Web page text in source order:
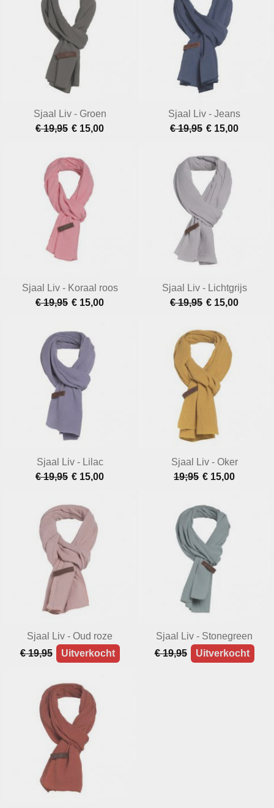
Sjaal Liv - Groen
€ 19,95 € 15,00
Sjaal Liv - Jeans
€ 19,95 € 15,00
Sjaal Liv - Koraal roos
€ 19,95 € 15,00
Sjaal Liv - Lichtgrijs
€ 19,95 € 15,00
Sjaal Liv - Lilac
€ 19,95 € 15,00
Sjaal Liv - Oker
19;95 € 15,00
Sjaal Liv - Oud roze
€ 19,95
Uitverkocht
Sjaal Liv - Stonegreen
€ 19,95
Uitverkocht